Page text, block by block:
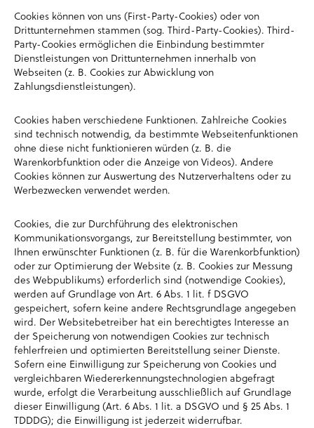
Cookies können von uns (First-Party-Cookies) oder von
Drittunternehmen stammen (sog. Third-Party-Cookies). Third-
Party-Cookies ermöglichen die Einbindung bestimmter
Dienstleistungen von Drittunternehmen innerhalb von
Webseiten (z. B. Cookies zur Abwicklung von
Zahlungsdienstleistungen).
Cookies haben verschiedene Funktionen. Zahlreiche Cookies
sind technisch notwendig, da bestimmte Webseitenfunktionen
ohne diese nicht funktionieren würden (z. B. die
Warenkorbfunktion oder die Anzeige von Videos). Andere
Cookies können zur Auswertung des Nutzerverhaltens oder zu
Werbezwecken verwendet werden.
Cookies, die zur Durchführung des elektronischen
Kommunikationsvorgangs, zur Bereitstellung bestimmter, von
Ihnen erwünschter Funktionen (z. B. für die Warenkorbfunktion)
oder zur Optimierung der Website (z. B. Cookies zur Messung
des Webpublikums) erforderlich sind (notwendige Cookies),
werden auf Grundlage von Art. 6 Abs. 1 lit. f DSGVO
gespeichert, sofern keine andere Rechtsgrundlage angegeben
wird. Der Websitebetreiber hat ein berechtigtes Interesse an
der Speicherung von notwendigen Cookies zur technisch
fehlerfreien und optimierten Bereitstellung seiner Dienste.
Sofern eine Einwilligung zur Speicherung von Cookies und
vergleichbaren Wiedererkennungstechnologien abgefragt
wurde, erfolgt die Verarbeitung ausschließlich auf Grundlage
dieser Einwilligung (Art. 6 Abs. 1 lit. a DSGVO und § 25 Abs. 1
TDDDG); die Einwilligung ist jederzeit widerrufbar.